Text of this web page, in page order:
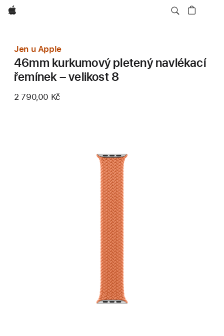
Apple
Jen u Apple
46mm kurkumový pletený navlékací
řemínek – velikost 8
2 790,00 Kč